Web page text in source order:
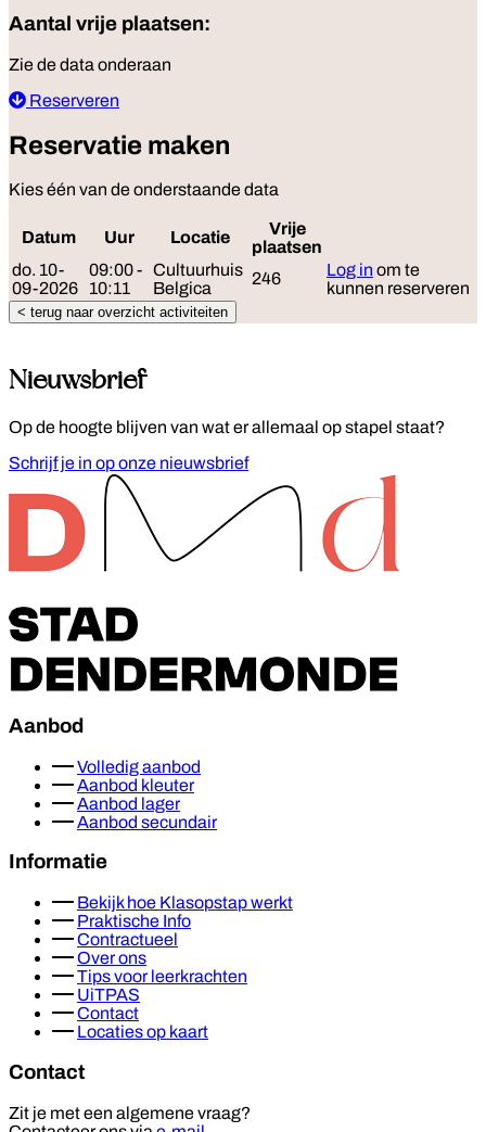
Aantal vrije plaatsen:
Zie de data onderaan
Reserveren
Reservatie maken
Kies één van de onderstaande data
Datum Uur Locatie
Vrije
plaatsen
do. 10-
09-2026
09:00 -
10:11
Cultuurhuis
Belgica
246 Log in om te
kunnen reserveren
< terug naar overzicht activiteiten
Nieuwsbrief
Op de hoogte blijven van wat er allemaal op stapel staat?
Schrijf je in op onze nieuwsbrief
Aanbod
Volledig aanbod
Aanbod kleuter
Aanbod lager
Aanbod secundair
Informatie
Bekijk hoe Klasopstap werkt
Praktische Info
Contractueel
Over ons
Tips voor leerkrachten
UiTPAS
Contact
Locaties op kaart
Contact
Zit je met een algemene vraag?